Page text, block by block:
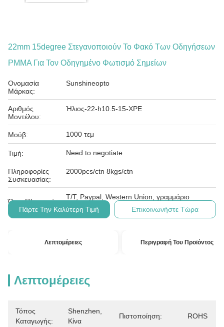
22mm 15degree Στεγανοποιούν Το Φακό Των Οδηγήσεων
PMMA Για Τον Οδηγημένο Φωτισμό Σημείων
Ονομασία
Μάρκας:
Sunshineopto
Αριθμός
Μοντέλου:
Ήλιος-22-h10.5-15-XPE
Μούβ: 1000 τεμ
Τιμή: Need to negotiate
Πληροφορίες
Συσκευασίας:
2000pcs/ctn 8kgs/ctn
Όροι Πληρωμής:
T/T, Paypal, Western Union, γραμμάριο
Πάρτε Την Καλύτερη Τιμή Επικοινωνήστε Τώρα
Λεπτομέρειες Περιγραφή Του Προϊόντος
Λεπτομέρειες
Τόπος
Καταγωγής:
Shenzhen,
Κίνα
Πιστοποίηση: ROHS